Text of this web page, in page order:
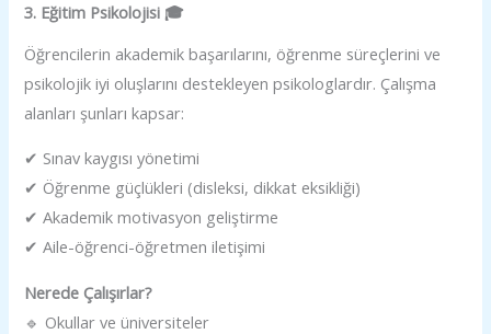
3. Eğitim Psikolojisi 🎓
Öğrencilerin akademik başarılarını, öğrenme süreçlerini ve
psikolojik iyi oluşlarını destekleyen psikologlardır. Çalışma
alanları şunları kapsar:
✔ Sınav kaygısı yönetimi
✔ Öğrenme güçlükleri (disleksi, dikkat eksikliği)
✔ Akademik motivasyon geliştirme
✔ Aile-öğrenci-öğretmen iletişimi
Nerede Çalışırlar?
🔹 Okullar ve üniversiteler